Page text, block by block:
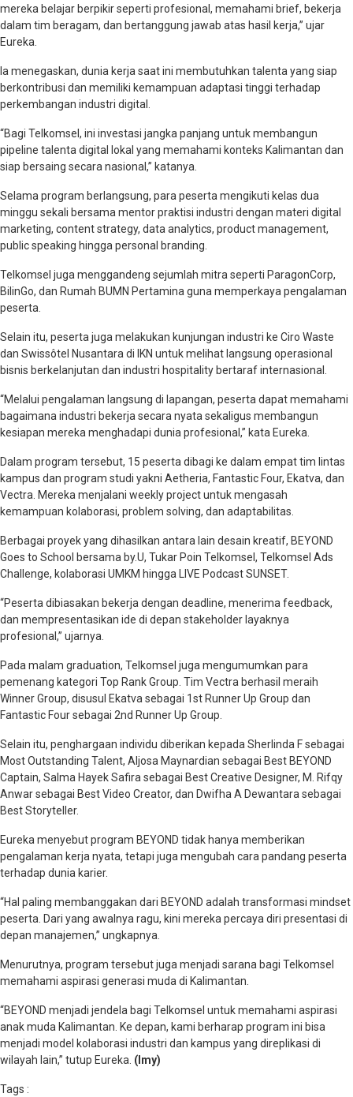
mereka belajar berpikir seperti profesional, memahami brief, bekerja
dalam tim beragam, dan bertanggung jawab atas hasil kerja,” ujar
Eureka.
Ia menegaskan, dunia kerja saat ini membutuhkan talenta yang siap
berkontribusi dan memiliki kemampuan adaptasi tinggi terhadap
perkembangan industri digital.
“Bagi Telkomsel, ini investasi jangka panjang untuk membangun
pipeline talenta digital lokal yang memahami konteks Kalimantan dan
siap bersaing secara nasional,” katanya.
Selama program berlangsung, para peserta mengikuti kelas dua
minggu sekali bersama mentor praktisi industri dengan materi digital
marketing, content strategy, data analytics, product management,
public speaking hingga personal branding.
Telkomsel juga menggandeng sejumlah mitra seperti ParagonCorp,
BilinGo, dan Rumah BUMN Pertamina guna memperkaya pengalaman
peserta.
Selain itu, peserta juga melakukan kunjungan industri ke Ciro Waste
dan Swissôtel Nusantara di IKN untuk melihat langsung operasional
bisnis berkelanjutan dan industri hospitality bertaraf internasional.
“Melalui pengalaman langsung di lapangan, peserta dapat memahami
bagaimana industri bekerja secara nyata sekaligus membangun
kesiapan mereka menghadapi dunia profesional,” kata Eureka.
Dalam program tersebut, 15 peserta dibagi ke dalam empat tim lintas
kampus dan program studi yakni Aetheria, Fantastic Four, Ekatva, dan
Vectra. Mereka menjalani weekly project untuk mengasah
kemampuan kolaborasi, problem solving, dan adaptabilitas.
Berbagai proyek yang dihasilkan antara lain desain kreatif, BEYOND
Goes to School bersama by.U, Tukar Poin Telkomsel, Telkomsel Ads
Challenge, kolaborasi UMKM hingga LIVE Podcast SUNSET.
“Peserta dibiasakan bekerja dengan deadline, menerima feedback,
dan mempresentasikan ide di depan stakeholder layaknya
profesional,” ujarnya.
Pada malam graduation, Telkomsel juga mengumumkan para
pemenang kategori Top Rank Group. Tim Vectra berhasil meraih
Winner Group, disusul Ekatva sebagai 1st Runner Up Group dan
Fantastic Four sebagai 2nd Runner Up Group.
Selain itu, penghargaan individu diberikan kepada Sherlinda F sebagai
Most Outstanding Talent, Aljosa Maynardian sebagai Best BEYOND
Captain, Salma Hayek Safira sebagai Best Creative Designer, M. Rifqy
Anwar sebagai Best Video Creator, dan Dwifha A Dewantara sebagai
Best Storyteller.
Eureka menyebut program BEYOND tidak hanya memberikan
pengalaman kerja nyata, tetapi juga mengubah cara pandang peserta
terhadap dunia karier.
“Hal paling membanggakan dari BEYOND adalah transformasi mindset
peserta. Dari yang awalnya ragu, kini mereka percaya diri presentasi di
depan manajemen,” ungkapnya.
Menurutnya, program tersebut juga menjadi sarana bagi Telkomsel
memahami aspirasi generasi muda di Kalimantan.
“BEYOND menjadi jendela bagi Telkomsel untuk memahami aspirasi
anak muda Kalimantan. Ke depan, kami berharap program ini bisa
menjadi model kolaborasi industri dan kampus yang direplikasi di
wilayah lain,” tutup Eureka. (Imy)
Tags :